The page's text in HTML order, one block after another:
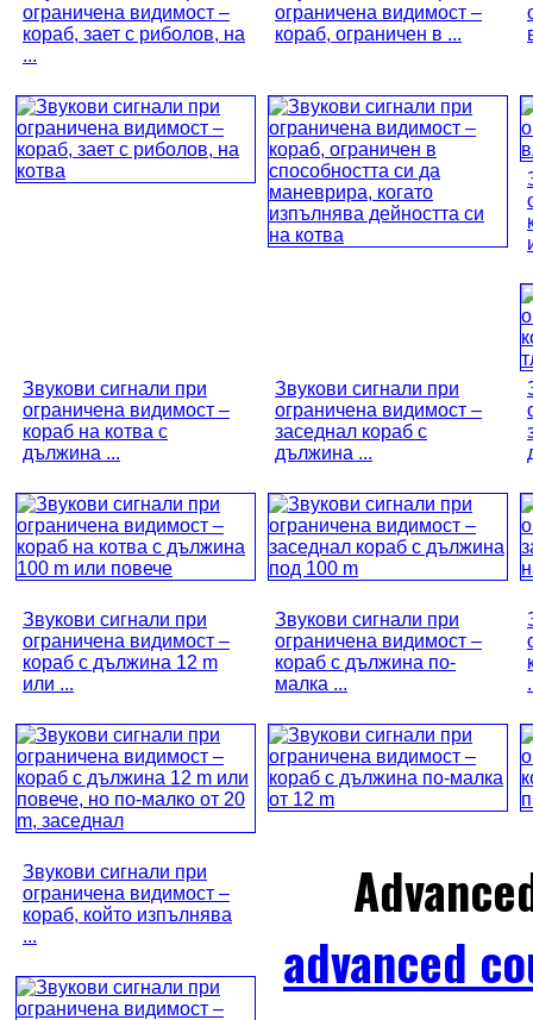
ограничена видимост –
кораб, зает с риболов, на
...
ограничена видимост –
кораб, ограничен в ...
Звукови сигнали при
ограничена видимост –
кораб на котва с
дължина ...
Звукови сигнали при
ограничена видимост –
заседнал кораб с
дължина ...
Звукови сигнали при
ограничена видимост –
кораб с дължина 12 m
или ...
Звукови сигнали при
ограничена видимост –
кораб с дължина по-
малка ...
Звукови сигнали при
ограничена видимост –
кораб, който изпълнява
...
advanced